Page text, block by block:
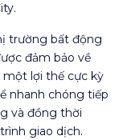
trường bất động
đảm bảo về
một lợi thế cực kỳ
nhanh chóng tiếp
và đồng thời
giao dịch.